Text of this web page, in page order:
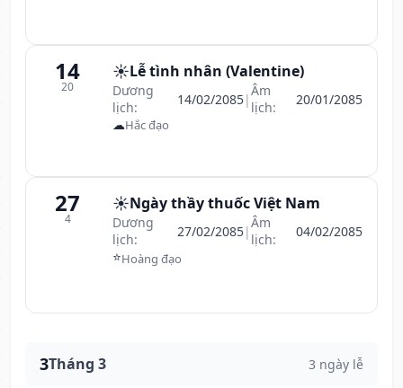
14
20
☀️Lễ tình nhân (Valentine)
Dương
lịch:
14/02/2085|Âm
lịch:
20/01/2085
☁Hắc đạo
27
4
☀️Ngày thầy thuốc Việt Nam
Dương
lịch:
27/02/2085|Âm
lịch:
04/02/2085
⭐Hoàng đạo
3Tháng 3 3 ngày lễ